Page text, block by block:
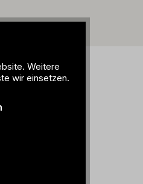
Weitere
wir einsetzen.